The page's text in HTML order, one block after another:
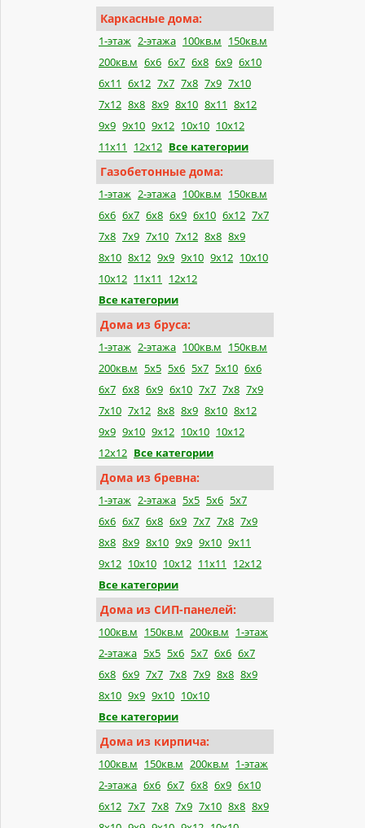
Каркасные дома:
1-этаж 2-этажа 100кв.м 150кв.м
200кв.м 6х6 6х7 6х8 6х9 6х10
6х11 6х12 7х7 7х8 7х9 7х10
7х12 8х8 8х9 8х10 8х11 8х12
9х9 9х10 9х12 10х10 10х12
11х11
12х12 Все категории
Газобетонные дома:
1-этаж 2-этажа 100кв.м 150кв.м
6x6 6x7 6x8 6x9 6x10 6x12 7x7
7x8 7x9 7x10 7x12 8x8 8x9
8x10 8x12 9x9 9x10 9x12 10x10
10x12 11x11
12x12
Все категории
Дома из бруса:
1-этаж 2-этажа 100кв.м 150кв.м
200кв.м 5x5 5x6 5x7 5x10 6x6
6x7 6x8 6x9 6x10 7x7 7x8 7x9
7x10 7x12 8x8 8x9 8x10 8x12
9x9 9x10 9x12 10x10 10x12
12x12 Все категории
Дома из бревна:
1-этаж 2-этажа 5x5 5x6 5x7
6x6 6x7 6x8 6x9 7x7 7x8 7x9
8x8 8x9 8x10 9x9 9x10 9x11
9x12 10x10 10x12 11x11
12x12
Все категории
Дома из СИП-панелей:
100кв.м 150кв.м 200кв.м 1-этаж
2-этажа 5x5 5x6 5x7 6x6 6x7
6x8 6x9 7x7 7x8 7x9 8x8 8x9
8x10 9x9 9x10 10x10
Все категории
Дома из кирпича:
100кв.м 150кв.м 200кв.м 1-этаж
2-этажа 6x6 6x7 6x8 6x9 6x10
6x12 7x7 7x8 7x9 7x10 8x8 8x9